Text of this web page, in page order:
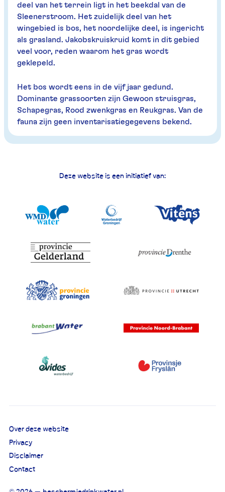
deel van het terrein ligt in het beekdal van de
Sleenerstroom. Het zuidelijk deel van het
wingebied is bos, het noordelijke deel, is ingericht
als grasland. Jakobskruiskruid komt in dit gebied
veel voor, reden waarom het gras wordt
geklepeld.
Het bos wordt eens in de vijf jaar gedund.
Dominante grassoorten zijn Gewoon struisgras,
Schapegras, Rood zwenkgras en Reukgras. Van de
fauna zijn geen inventarisatiegegevens bekend.
Deze website is een initiatief van:
Over deze website
Privacy
Disclaimer
Contact